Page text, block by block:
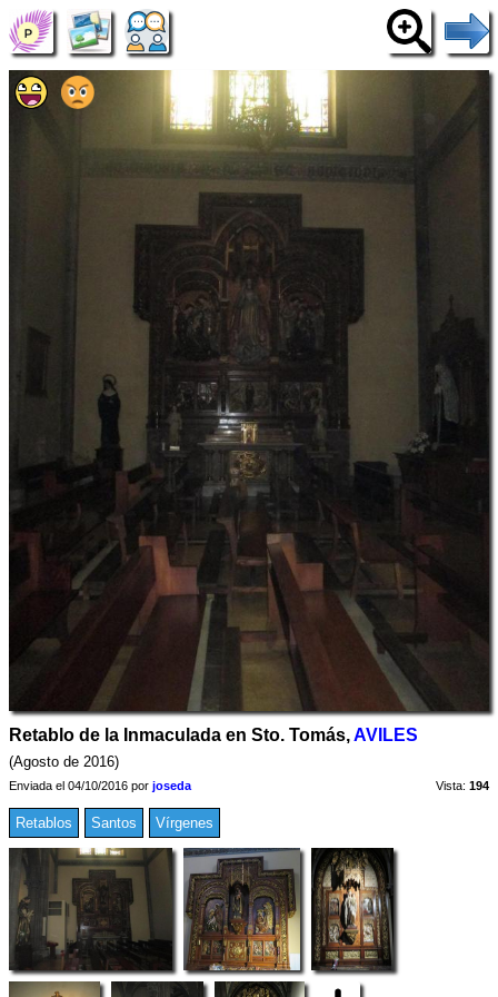
Retablo de la Inmaculada en Sto. Tomás,AVILES
(Agosto de 2016)
Enviada el 04/10/2016 por joseda Vista: 194
Retablos Santos Vírgenes